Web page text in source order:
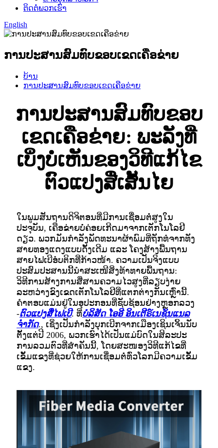
ຕິດຕໍ່ພວກເຮົາ
English
ການປະສານສົມທົບຂອບເຂດເຄືອຂ່າຍ
ບ້ານ
ການປະສານສົມທົບຂອບເຂດເຄືອຂ່າຍ
ການປະສານສົມທົບຂອບ
ເຂດເຄືອຂ່າຍ: ພະລັງທີ່
ເບິ່ງບໍ່ເຫັນຂອງວິທີແກ້ໄຂ
ຕົວແປງສື່ເສັ້ນໄຍ
ໃນພູມສັນຖານດິຈິຕອນທີ່ມີການເຊື່ອມຕໍ່ສູງໃນ
ປະຈຸບັນ, ເຄືອຂ່າຍບໍ່ຄ່ອຍເກີດມາຈາກເຕັກໂນໂລຢີ
ດຽວ. ພວກມັນກຳລັງພັດທະນາຜ້າພົມທີ່ຖັກທໍຈາກທັງ
ສາຍທອງແດງແບບດັ້ງເດີມ ແລະ ໂຄງສ້າງພື້ນຖານ
ສາຍໄຟເບີອໍບຕິກທີ່ກ້າວໜ້າ. ຄວາມເປັນຈິງແບບ
ປະສົມປະສານນີ້ນຳສະເໜີສິ່ງທ້າທາຍພື້ນຖານ:
ວິທີການສ້າງການສື່ສານຄວາມໄວສູງທີ່ລຽບງ່າຍ
ລະຫວ່າງຂົງເຂດເຕັກໂນໂລຢີທີ່ແຕກຕ່າງກັນເຫຼົ່ານີ້.
ຄຳຕອບແມ່ນຢູ່ໃນອຸປະກອນທີ່ຊັບຊ້ອນຢ່າງຫຼອກລວງ
-ຕົວແປງສື່ໄຟເບີ. ທີ່ບໍລິສັດ ໂອອີ ອິນເຕີຣ໌ເນຊັນແນລ
ຈຳກັດ., ເຊິ່ງເປັນກຳລັງບຸກເບີກຈາກເມືອງເຊິນເຈິ້ນນັບ
ຕັ້ງແຕ່ປີ 2006, ພວກເຮົາໄດ້ເປັນແມ່ບົດໃນສິລະປະ
ການລວມຕົວທີ່ສຳຄັນນີ້, ໂດຍສະໜອງວິທີແກ້ໄຂທີ່
ເຂັ້ມແຂງທີ່ຊ່ວຍໃຫ້ການເຊື່ອມຕໍ່ທົ່ວໂລກມີຄວາມເຂັ້ມ
ແຂງ.